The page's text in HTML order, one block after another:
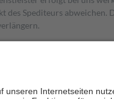
Spediteurs